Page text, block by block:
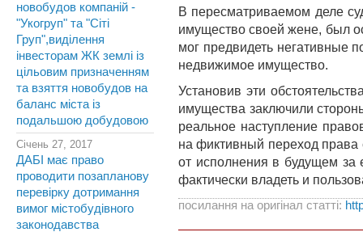
новобудов компаній -
"Укогруп" та "Сіті
Груп",виділення
інвесторам ЖК землі із
цільовим призначенням
та взяття новобудов на
баланс міста із
подальшою добудовою
Січень 27, 2017
ДАБІ має право
проводити позапланову
перевірку дотримання
вимог містобудівного
законодавства
В пересматриваемом деле
имущество своей жене, был
мог предвидеть негативные
недвижимое имущество.
Установив эти
имущества заключили
реальное наступление
на фиктивный переход права
от исполнения в будущем за
фактически владеть и
посилання на оригінал статті: